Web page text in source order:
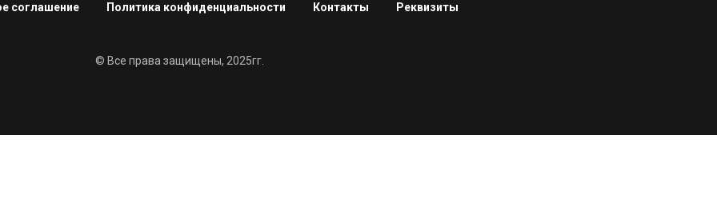
соглашение Политика конфиденциальности Контакты Реквизиты
© Все права защищены, 2025гг.